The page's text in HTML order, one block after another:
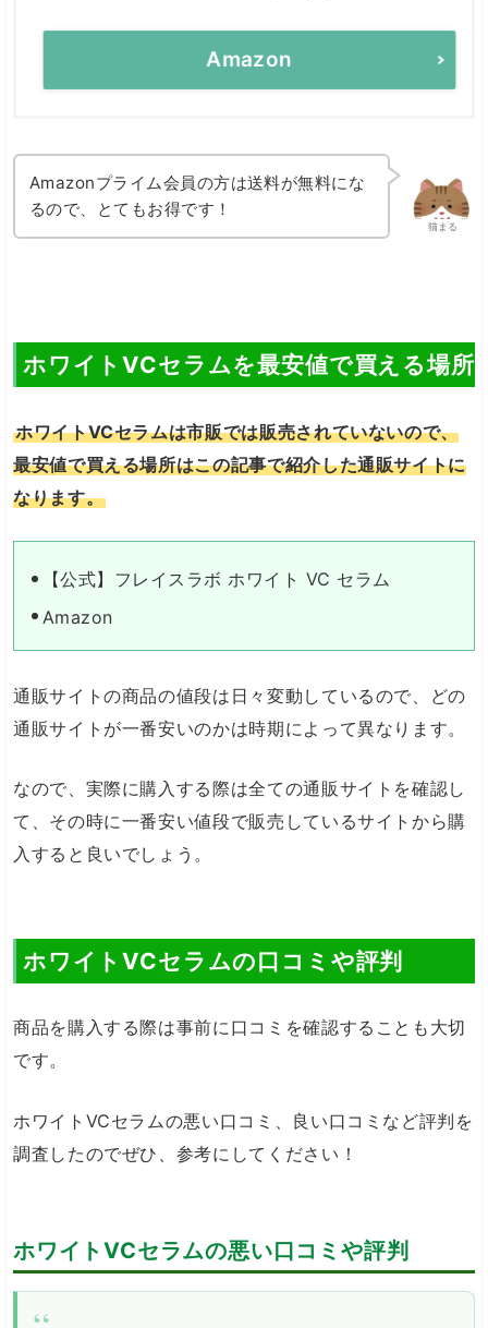
Amazon
猫まる
Amazonプライム会員の方は送料が無料にな
るので、とてもお得です！
ホワイトVCセラムを最安値で買える場所
ホワイトVCセラムは市販では販売されていないので、
最安値で買える場所はこの記事で紹介した通販サイトに
なります。
【公式】フレイスラボ ホワイト VC セラム
Amazon
通販サイトの商品の値段は日々変動しているので、どの
通販サイトが一番安いのかは時期によって異なります。
なので、実際に購入する際は全ての通販サイトを確認し
て、その時に一番安い値段で販売しているサイトから購
入すると良いでしょう。
ホワイトVCセラムの口コミや評判
商品を購入する際は事前に口コミを確認することも大切
です。
ホワイトVCセラムの悪い口コミ、良い口コミなど評判を
調査したのでぜひ、参考にしてください！
ホワイトVCセラムの悪い口コミや評判